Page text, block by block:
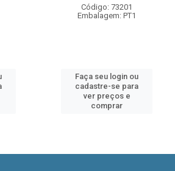
Código: 73201
Embalagem: PT1
Faça seu login ou
cadastre-se para
ver preços e
comprar